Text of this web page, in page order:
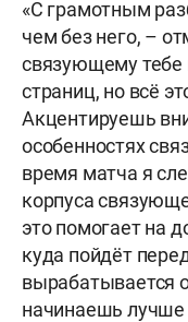
«С грамотным
чем без него, –
связующему тебе
страниц, но всё
Акцентируешь
особенностях
время матча я
корпуса
это помогает на
куда пойдёт
вырабатывается
начинаешь лучше